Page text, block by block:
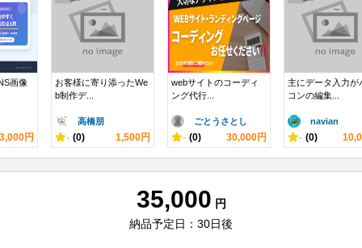
画像
3,000円
お客様に寄り添ったWe
b制作デ...
高橋朋
- (0) 1,500円
webサイトのコーディ
ング代行...
ごとうさとし
- (0) 30,000円
主にデータ入力が
コンの編集...
navian
- (0)
35,000 円
納品予定日：30日後